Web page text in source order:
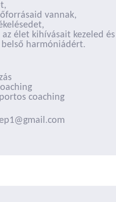
vannak,
élet kihívásait kezeled
harmóniádért.
coaching